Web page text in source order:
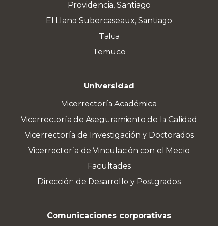
Providencia, Santiago
El Llano Subercaseaux, Santiago
Talca
Temuco
Universidad
Vicerrectoría Académica
Vicerrectoría de Aseguramiento de la Calidad
Vicerrectoría de Investigación y Doctorados
Vicerrectoría de Vinculación con el Medio
Facultades
Dirección de Desarrollo y Postgrados
Comunicaciones corporativas